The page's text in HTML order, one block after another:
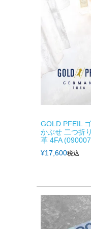
GOLD PFEIL
かぶせ 二つ折
革 4FA
¥17,600税込